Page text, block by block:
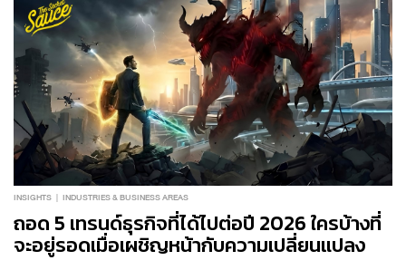
INSIGHTS INDUSTRIES & BUSINESS AREAS
ถอด 5 เทรนด์ธุรกิจที่ได้ไปต่อปี 2026 ใครบ้างที่
จะอยู่รอดเมื่อเผชิญหน้ากับความเปลี่ยนแปลง